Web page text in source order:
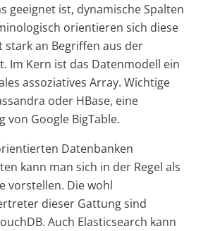
geeignet ist, dynamische Spalten
orientieren sich diese
stark an Begriffen aus der
Im Kern ist das Datenmodell ein
assoziatives Array. Wichtige
oder HBase, eine
von Google BigTable.
Datenbanken
kann man sich in der Regel als
vorstellen. Die wohl
dieser Gattung sind
Auch Elasticsearch kann